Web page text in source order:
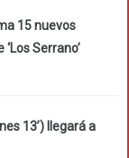
15 nuevos
Serrano’
13’) llegará a